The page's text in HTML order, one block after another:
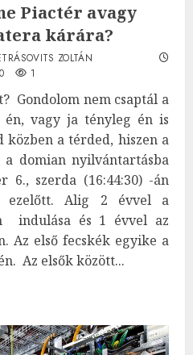
Piactér avagy
kárára?
ZOLTÁN
0 1
Gondolom nem csaptál a
vagy ja tényleg én is
közben a térded, hiszen a
domian nyilvántartásba
6., szerda (16:44:30) -án
ezelőtt. Alig 2 évvel a
indulása és 1 évvel az
Az első fecskék egyike a
Az elsők között...